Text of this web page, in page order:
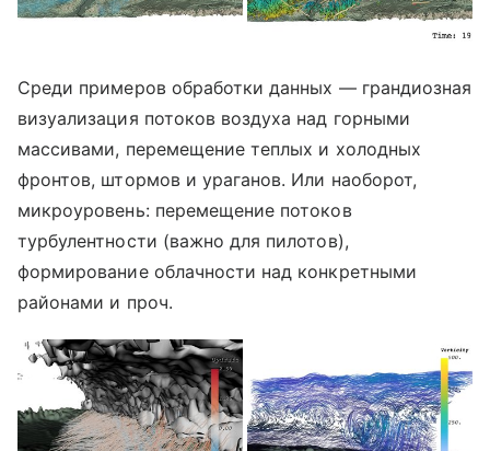
Среди примеров обработки данных — грандиозная
визуализация потоков воздуха над горными
массивами, перемещение теплых и холодных
фронтов, штормов и ураганов. Или наоборот,
микроуровень: перемещение потоков
турбулентности (важно для пилотов),
формирование облачности над конкретными
районами и проч.